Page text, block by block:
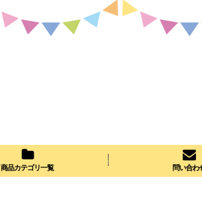
商品カテゴリ一覧 問い合わ